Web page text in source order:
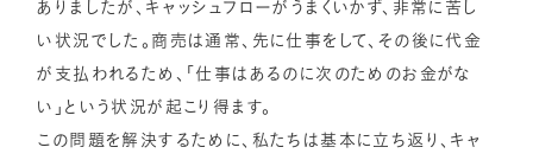
ありましたが、キャッシュフローがうまくいかず、非常に苦し
い状況でした。商売は通常、先に仕事をして、その後に代金
が支払われるため、「仕事はあるのに次のためのお金がな
い」という状況が起こり得ます。
この問題を解決するために、私たちは基本に立ち返り、キャ